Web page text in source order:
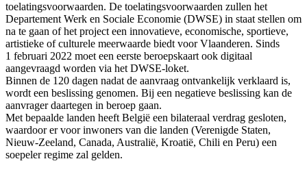
toelatingsvoorwaarden. De toelatingsvoorwaarden zullen het
Departement Werk en Sociale Economie (DWSE) in staat stellen om
na te gaan of het project een innovatieve, economische, sportieve,
artistieke of culturele meerwaarde biedt voor Vlaanderen. Sinds
1 februari 2022 moet een eerste beroepskaart ook digitaal
aangevraagd worden via het DWSE-loket.
Binnen de 120 dagen nadat de aanvraag ontvankelijk verklaard is,
wordt een beslissing genomen. Bij een negatieve beslissing kan de
aanvrager daartegen in beroep gaan.
Met bepaalde landen heeft België een bilateraal verdrag gesloten,
waardoor er voor inwoners van die landen (Verenigde Staten,
Nieuw-Zeeland, Canada, Australië, Kroatië, Chili en Peru) een
soepeler regime zal gelden.